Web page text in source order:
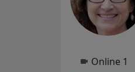
Online 1